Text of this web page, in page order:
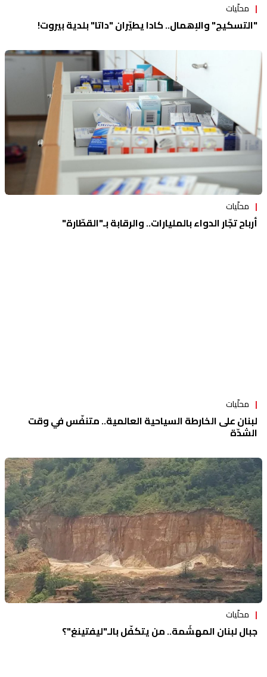
محلّيات
"التسكيج" والإهمال.. كادا يطيّران "داتا" بلدية بيروت!
محلّيات
أرباح تجّار الدواء بالمليارات.. والرقابة بـ"القطّارة"
محلّيات
لبنان على الخارطة السياحية العالمية.. متنفّس في وقت
الشدّة
محلّيات
جبال لبنان المهشّمة.. من يتكفّل بالـ"ليفتينغ"؟